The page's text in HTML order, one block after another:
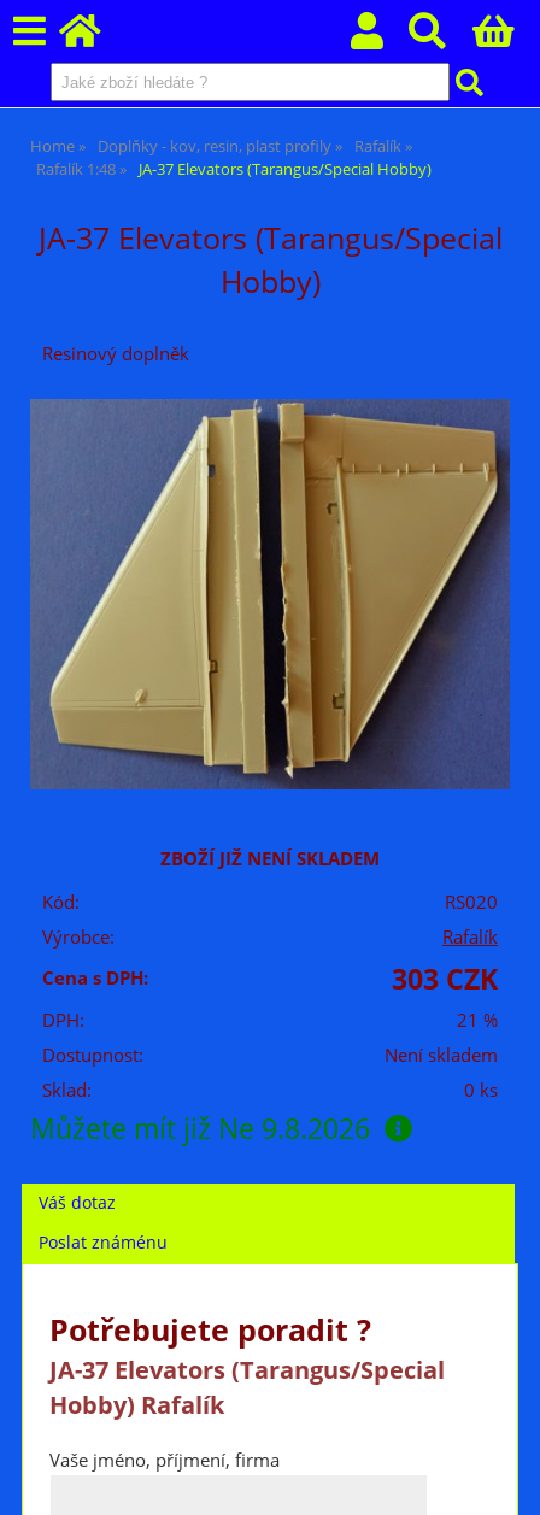
Home Doplňky - kov, resin, plast profily
Rafalík
Rafalík 1:48
JA-37 Elevators (Tarangus/Special Hobby)
JA-37 Elevators (Tarangus/Special
Hobby)
Resinový doplněk
ZBOŽÍ JIŽ NENÍ SKLADEM
Kód:
RS020
Výrobce:
Rafalík
Cena s DPH:
303 CZK
DPH:
21 %
Dostupnost:
Není skladem
Sklad:
0 ks
Můžete mít již Ne 9.8.2026
Váš dotaz
Poslat známénu
Potřebujete poradit ?
JA-37 Elevators (Tarangus/Special
Hobby) Rafalík
Vaše jméno, příjmení, firma